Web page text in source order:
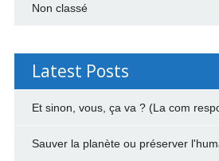
Non classé
Latest Posts
Et sinon, vous, ça va ? (La com
Sauver la planète ou préserver